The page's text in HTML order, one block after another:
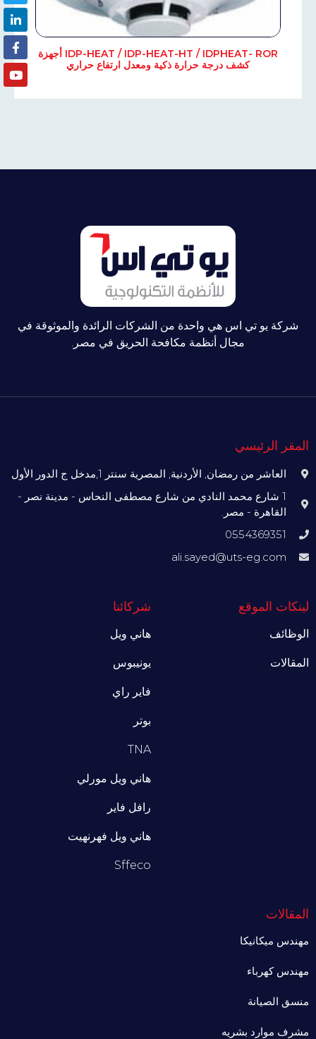
IDP-HEAT / IDP-HEAT-HT / IDPHEAT- ROR أجهزة
كشف درجة حرارة ذكية ومعدل ارتفاع حراري
شركة يو تي اس هي واحدة من الشركات الرائدة والموثوقة في
مجال أنظمة مكافحة الحريق في مصر.
المقر الرئيسي
العاشر من رمضان, الأردنية, المصرية سنتر 1,مدخل ج الدور الأول
1 شارع محمد النادي من شارع مصطفى النحاس - مدينة نصر -
القاهرة - مصر.
0554369351
ali.sayed@uts-eg.com
لينكات الموقع
الوظائف
المقالات
شركائنا
هاني ويل
يونيبوس
فاير راي
بوتر
TNA
هاني ويل مورلي
رافل فاير
هاني ويل فهرنهيت
Sffeco
المقالات
مهندس ميكانيكا
مهندس كهرباء
منسق الصيانة
مشرف موارد بشريه